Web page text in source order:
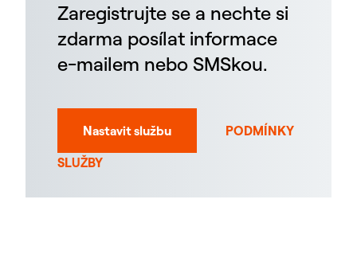
Zaregistrujte se a nechte si
zdarma posílat informace
e-mailem nebo SMSkou.
Nastavit službu
PODMÍNKY
SLUŽBY